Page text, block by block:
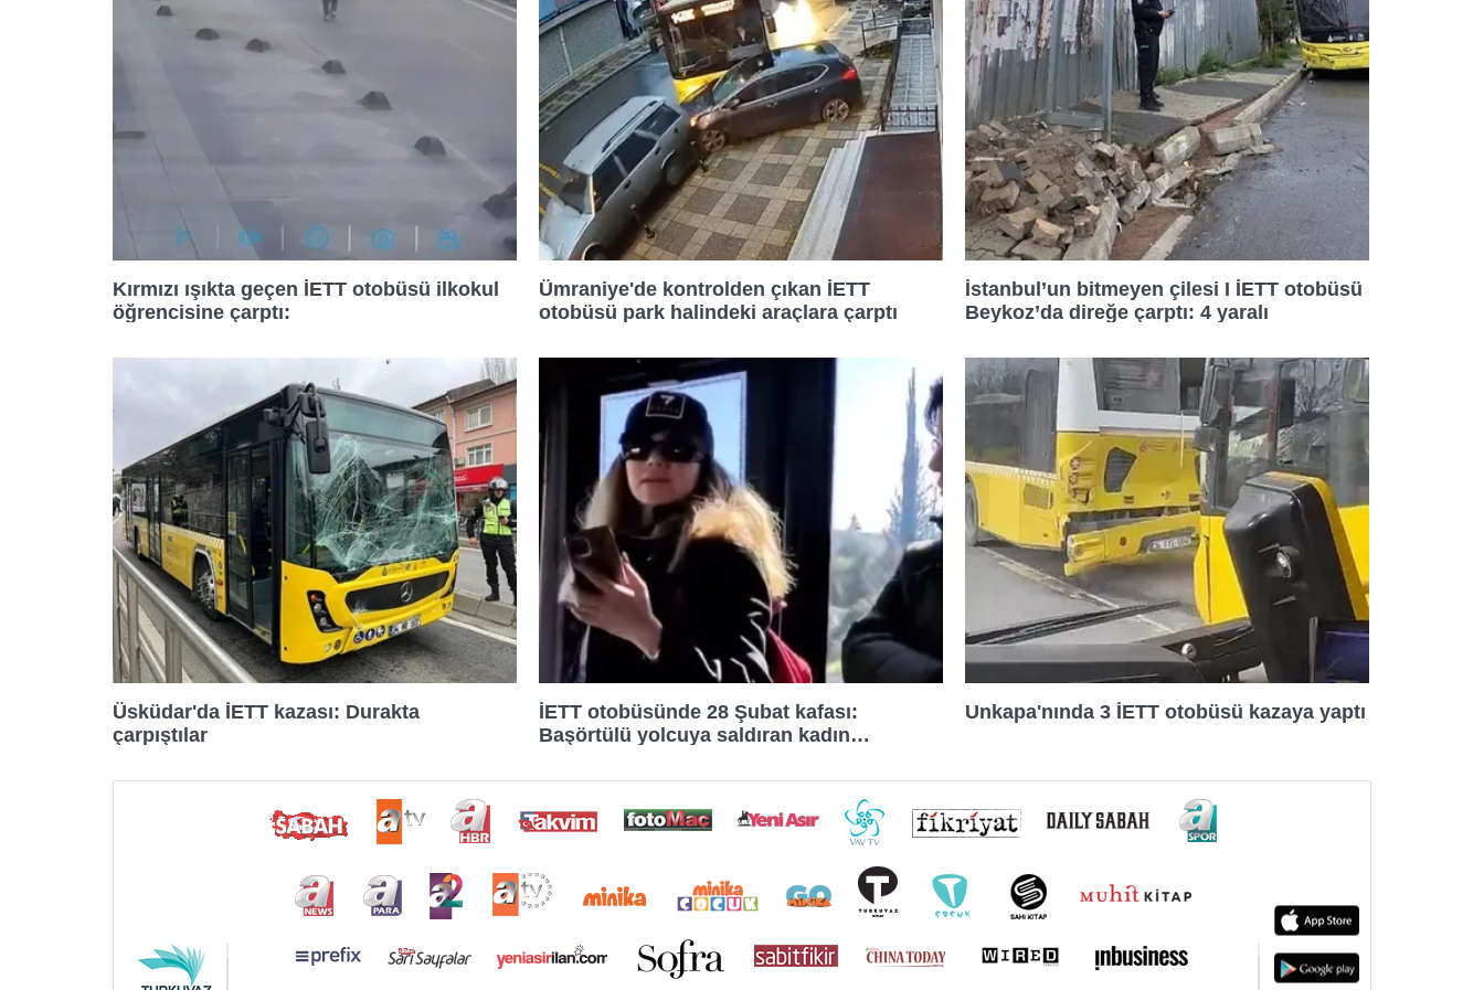
Çerezlere ilişkin tercihlerinizi aşağıda yer alan panel vasıtasıyla belirleyebilirsiniz. Çerezlere ilişkin detaylı bilgi için Ayarlar
butonuna tıklayabilir,
Çerez Bilgilendirme Metnimiziziyaret edebilirsiniz.
6698 sayılı Kişisel Verilerin Korunması Kanunu uyarınca hazırlanmış Aydınlatma Metnimizi okumak ve sitemizde ilgili
mevzuata uygun olarak kullanılan çerezlerle ilgili bilgi almak için lütfentıklayınız.
Kırmızı ışıkta geçen İETT otobüsü ilkokul
öğrencisine çarptı:
Ümraniye'de kontrolden çıkan İETT
otobüsü park halindeki araçlara çarptı
İstanbul’un bitmeyen çilesi I İETT otobüsü
Beykoz’da direğe çarptı: 4 yaralı
Üsküdar'da İETT kazası: Durakta
çarpıştılar
İETT otobüsünde 28 Şubat kafası:
Başörtülü yolcuya saldıran kadın
Unkapa'nında 3 İETT otobüsü kazaya yaptı